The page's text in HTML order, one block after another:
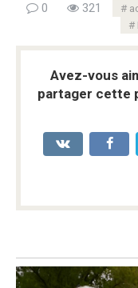
0 321
Avez-vous
partager cette